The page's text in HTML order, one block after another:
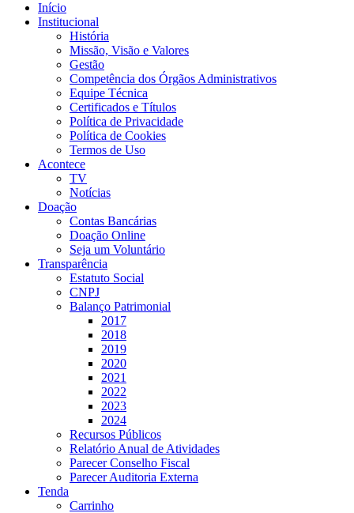
Início
Institucional
História
Missão, Visão e Valores
Gestão
Competência dos Órgãos Administrativos
Equipe Técnica
Certificados e Títulos
Política de Privacidade
Política de Cookies
Termos de Uso
Acontece
TV
Notícias
Doação
Contas Bancárias
Doação Online
Seja um Voluntário
Transparência
Estatuto Social
CNPJ
Balanço Patrimonial
2017
2018
2019
2020
2021
2022
2023
2024
Recursos Públicos
Relatório Anual de Atividades
Parecer Conselho Fiscal
Parecer Auditoria Externa
Tenda
Carrinho